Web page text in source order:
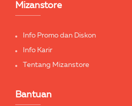
Mizanstore
Info Promo dan Diskon
Info Karir
Tentang Mizanstore
Bantuan